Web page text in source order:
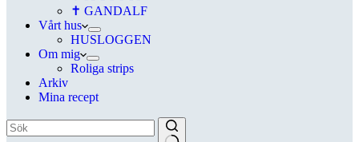
✝ GANDALF
Vårt hus
HUSLOGGEN
Om mig
Roliga strips
Arkiv
Mina recept